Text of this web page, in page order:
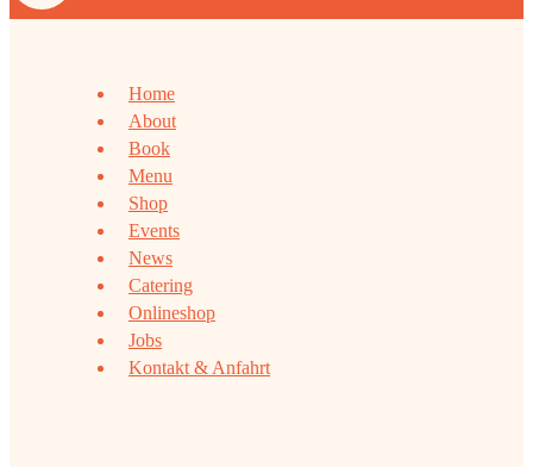
Home
About
Book
Menu
Shop
Events
News
Catering
Onlineshop
Jobs
Kontakt & Anfahrt